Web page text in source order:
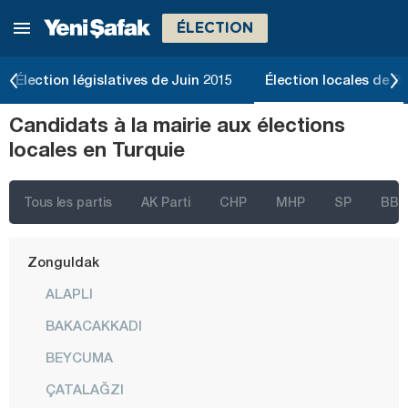
ÉLECTION
Élection législatives de Juin 2015 Élection locales de
Candidats à la mairie aux élections
locales en Turquie
Tous les partis AK Parti CHP MHP SP BBP
Tokat
Uşak
Van
Yozgat
Zonguldak
ALAPLI
BAKACAKKADI
BEYCUMA
ÇATALAĞZI